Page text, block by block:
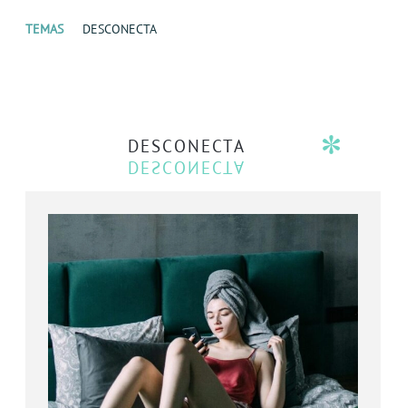
TEMAS DESCONECTA
DESCONECTA